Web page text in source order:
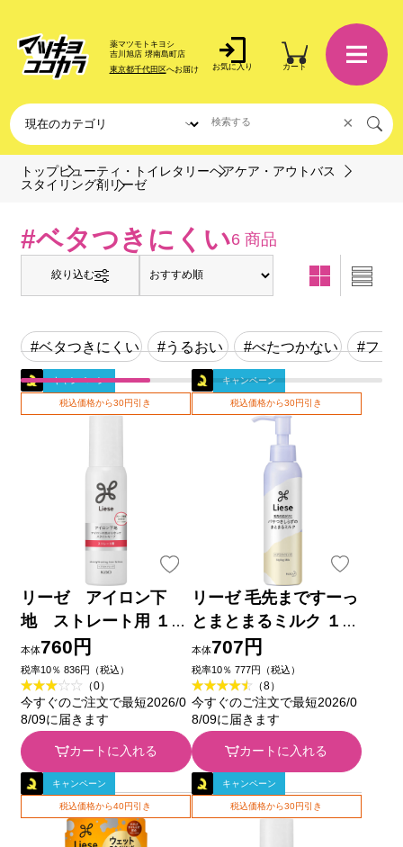
薬マツモトキヨシ
吉川旭店 堺南島町店
東京都千代田区へお届け お気に入り カート
×
トップビューティ・トイレタリーヘアケア・アウトバス
スタイリング剤 リーゼ
#ベタつきにくい6 商品
絞り込む
#ベタつきにくい #うるおい #べたつかない #フロ
キャンペーン
税込価格から30円引き
リーゼ アイロン下
地 ストレート用 １１
０ｍＬ 花王
本体760円
税率10％ 836円（税込）
（0）
今すぐのご注文で最短2026/0
8/09に届きます
カートに入れる
キャンペーン
税込価格から30円引き
リーゼ 毛先まですーっ
とまとまるミルク １２
０ｍＬ 花王
本体707円
税率10％ 777円（税込）
（8）
今すぐのご注文で最短2026/0
8/09に届きます
カートに入れる
キャンペーン
税込価格から40円引き
キャンペーン
税込価格から30円引き